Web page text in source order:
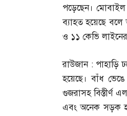
পড়েছেন। মোবাইল
ব্যাহত হয়েছে বলে
ও ১১ কেভি
রাউজান : পাহাড়ি
হয়েছে। বাঁধ
গুজরাসহ বিস্তীর্ণ
এবং অনেক সড়ক